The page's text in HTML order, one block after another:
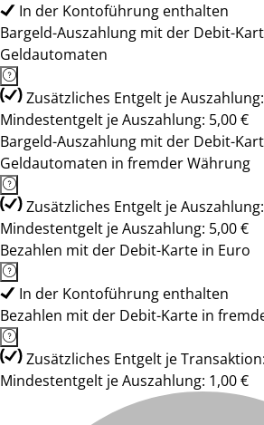
In der Kontoführung enthalten
Bargeld-Auszahlung mit der Debit-
Geldautomaten
Zusätzliches Entgelt je
Mindestentgelt je Auszahlung: 5,00 €
Bargeld-Auszahlung mit der Debit-
Geldautomaten in fremder Währung
Zusätzliches Entgelt je
Mindestentgelt je Auszahlung: 5,00 €
Bezahlen mit der Debit-Karte in Euro
In der Kontoführung enthalten
Bezahlen mit der Debit-Karte in
Zusätzliches Entgelt je
Mindestentgelt je Auszahlung: 1,00 €